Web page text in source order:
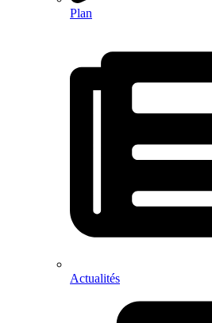
Plan
Actualités